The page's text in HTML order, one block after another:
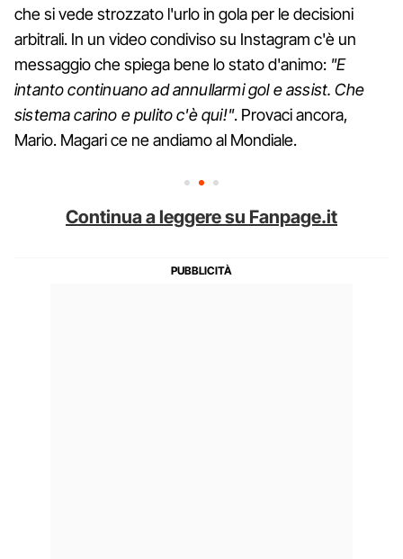
che si vede strozzato l'urlo in gola per le decisioni
arbitrali. In un video condiviso su Instagram c'è un
messaggio che spiega bene lo stato d'animo: "E
intanto continuano ad annullarmi gol e assist. Che
sistema carino e pulito c'è qui!". Provaci ancora,
Mario. Magari ce ne andiamo al Mondiale.
Continua a leggere su Fanpage.it